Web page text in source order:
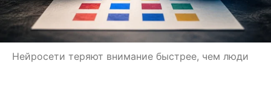
Нейросети теряют внимание быстрее, чем люди